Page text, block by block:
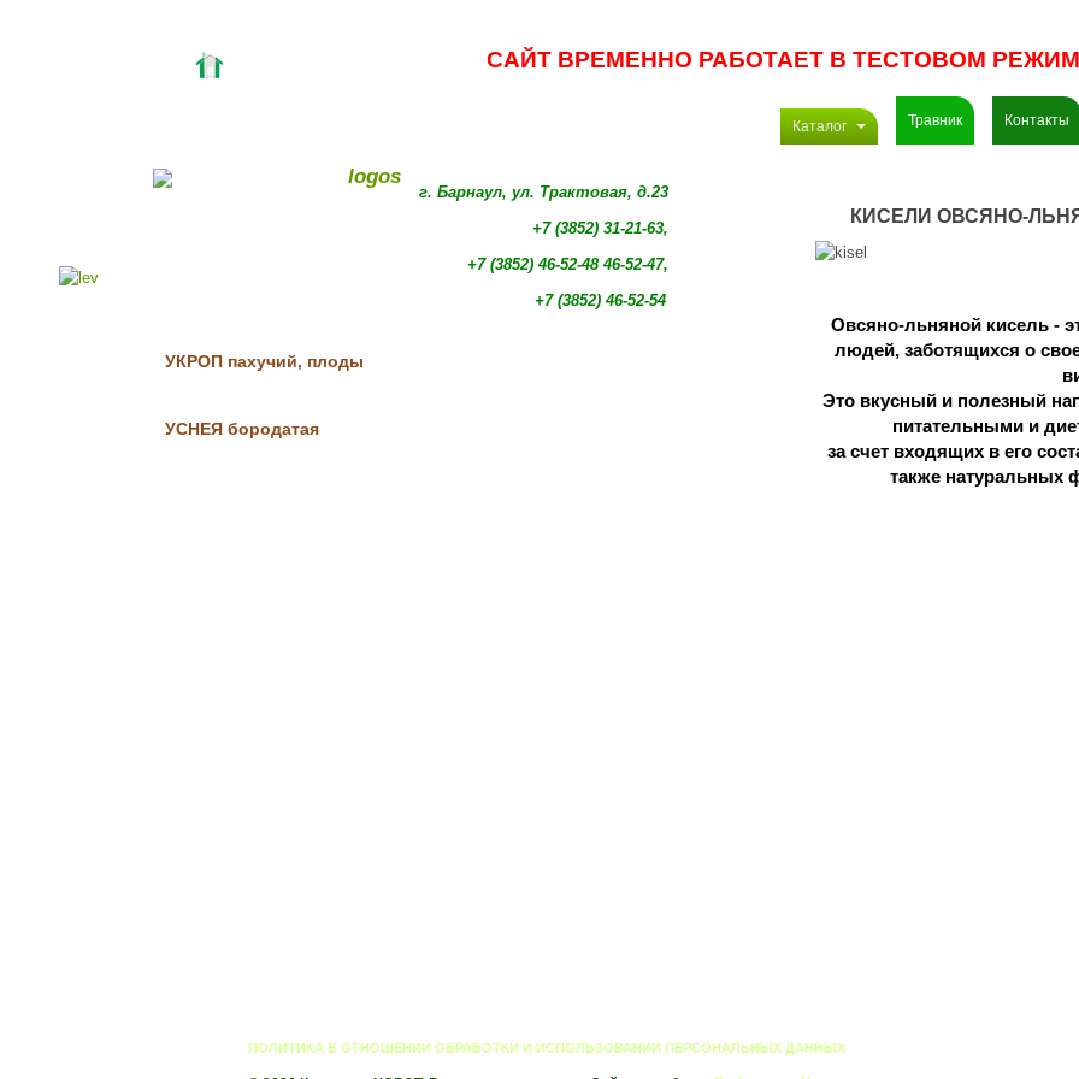
САЙТ ВРЕМЕННО РАБОТАЕТ В ТЕСТОВОМ
Каталог Травник Контакты
УКРОП пахучий, плоды
УСНЕЯ бородатая
г. Барнаул, ул. Трактовая, д.23
+7 (3852) 31-21-63,
+7 (3852) 46-52-48 46-52-47,
+7 (3852) 46-52-54
КИСЕЛИ ОВСЯНО-
Овсяно-льняной кисель -
людей, заботящихся о
Это вкусный и полезный
питательными и
за счет входящих в его
также натуральных
ПОЛИТИКА В ОТНОШЕНИИ ОБРАБОТКИ И ИСПОЛЬЗОВАНИИ ПЕРСОНАЛЬНЫХ ДАННЫХ